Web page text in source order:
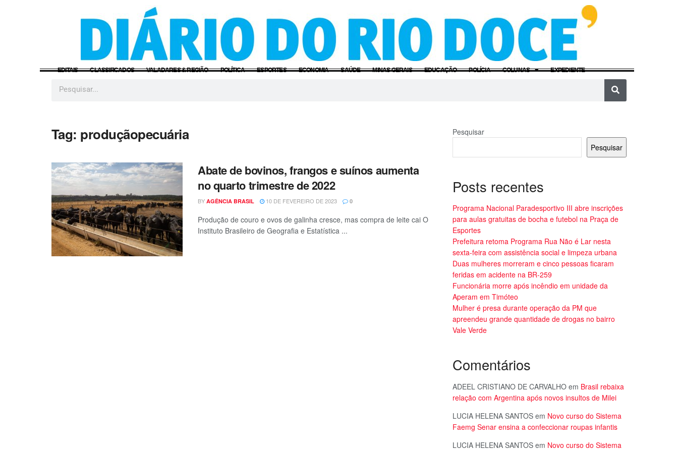
EDITAIS CLASSIFICADOS VALADARES & REGIÃO POLÍTICA ESPORTES ECONOMIA SAÚDE MINAS GERAIS EDUCAÇÃO POLÍCIA COLUNAS EXPEDIENTE
Tag: produçãopecuária
Abate de bovinos, frangos e suínos aumenta
no quarto trimestre de 2022
BY AGÊNCIA BRASIL 10 DE FEVEREIRO DE 2023 0
Produção de couro e ovos de galinha cresce, mas compra de leite cai O
Instituto Brasileiro de Geografia e Estatística ...
Pesquisar
Pesquisar
Posts recentes
Programa Nacional Paradesportivo III abre inscrições
para aulas gratuitas de bocha e futebol na Praça de
Esportes
Prefeitura retoma Programa Rua Não é Lar nesta
sexta-feira com assistência social e limpeza urbana
Duas mulheres morreram e cinco pessoas ficaram
feridas em acidente na BR-259
Funcionária morre após incêndio em unidade da
Aperam em Timóteo
Mulher é presa durante operação da PM que
apreendeu grande quantidade de drogas no bairro
Vale Verde
Comentários
ADEEL CRISTIANO DE CARVALHO em Brasil rebaixa
relação com Argentina após novos insultos de Milei
LUCIA HELENA SANTOS em Novo curso do Sistema
Faemg Senar ensina a confeccionar roupas infantis
LUCIA HELENA SANTOS em Novo curso do Sistema